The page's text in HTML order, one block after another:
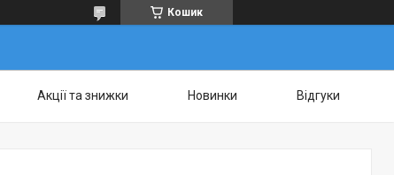
Кошик
Акції та знижки Новинки Відгуки